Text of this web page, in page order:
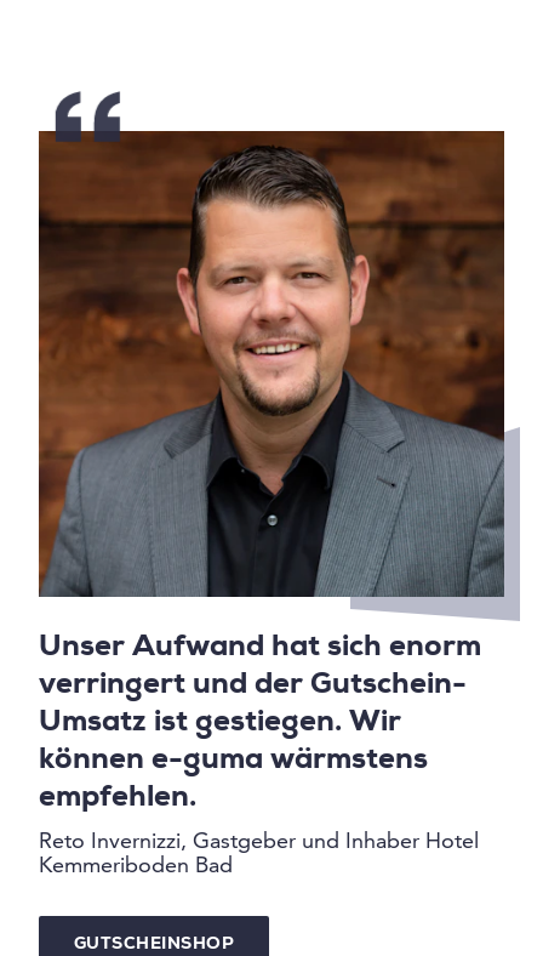
Unser Aufwand hat sich enorm
verringert und der Gutschein-
Umsatz ist gestiegen. Wir
können e-guma wärmstens
empfehlen.
Reto Invernizzi, Gastgeber und Inhaber Hotel
Kemmeriboden Bad
GUTSCHEINSHOP